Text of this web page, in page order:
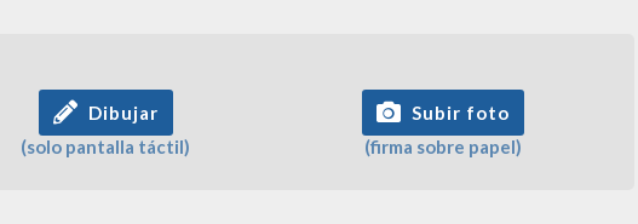
Dibujar
(solo pantalla táctil)
Subir foto
(firma sobre papel)